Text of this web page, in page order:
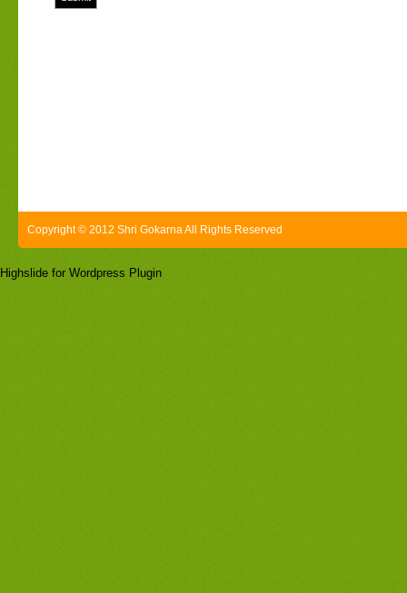
Copyright © 2012 Shri Gokarna All Rights Reserved
Highslide for Wordpress Plugin